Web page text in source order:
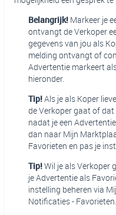
Belangrijk! Markeer je
ontvangt de Verkoper
gegevens van jou als
melding ontvangt of
Advertentie markeert
hieronder.
Tip!Als je als Koper
de Verkoper gaat of
nadat je een
dan naar Mijn
Favorieten en pas je
Tip!Wil je als Verkoper
je Advertentie als
instelling beheren via
Notificaties - Favorieten.